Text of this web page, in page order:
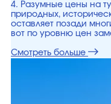
4. Разумные цены на
природных,
оставляет позади
вот по уровню цен
Смотреть больше